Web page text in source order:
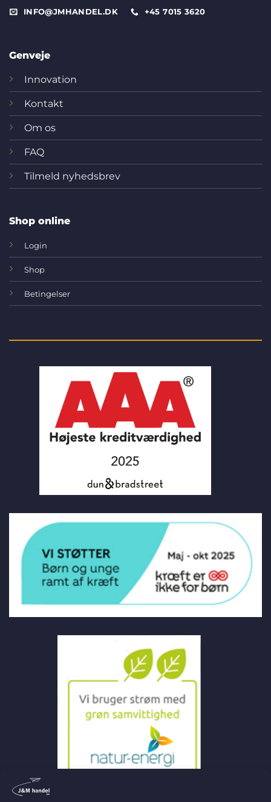
INFO@JMHANDEL.DK +45 7015 3620
Genveje
Innovation
Kontakt
Om os
FAQ
Tilmeld nyhedsbrev
Shop online
Login
Shop
Betingelser